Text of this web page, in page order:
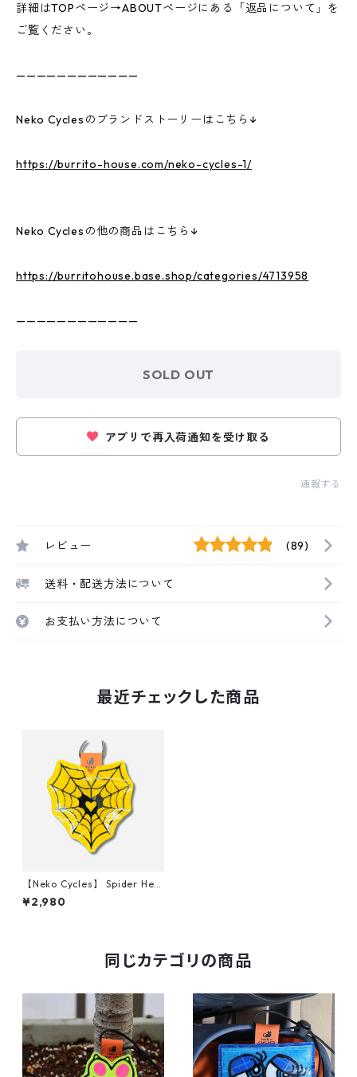
詳細はTOPページ→ABOUTページにある「返品について」を
ご覧ください。
————————————
Neko Cyclesのブランドストーリーはこちら↓
https://burrito-house.com/neko-cycles-1/
Neko Cyclesの他の商品はこちら↓
https://burritohouse.base.shop/categories/4713958
————————————
SOLD OUT
アプリで再入荷通知を受け取る
通報する
レビュー (89)
送料・配送方法について
お支払い方法について
最近チェックした商品
【Neko Cycles】 Spider Hea
rt (Yellow)
¥2,980
同じカテゴリの商品